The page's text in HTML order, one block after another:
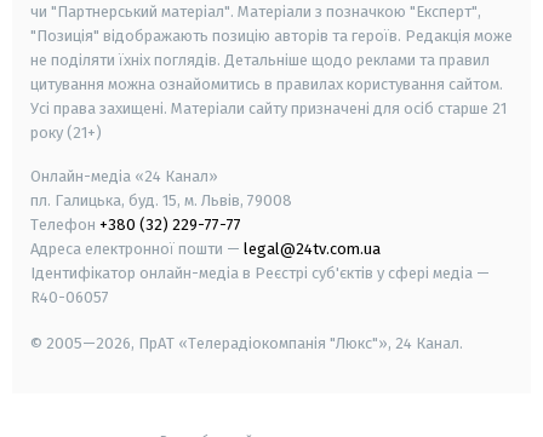
чи "Партнерський матеріал". Матеріали з позначкою "Експерт",
"Позиція" відображають позицію авторів та героїв. Редакція може
не поділяти їхніх поглядів. Детальніше щодо реклами та правил
цитування можна ознайомитись в правилах користування сайтом.
Усі права захищені. Матеріали сайту призначені для осіб старше 21
року (21+)
Онлайн-медіа «24 Канал»
пл. Галицька, буд. 15, м. Львів, 79008
Телефон +380 (32) 229-77-77
Адреса електронної пошти — legal@24tv.com.ua
Ідентифікатор онлайн-медіа в Реєстрі суб'єктів у сфері медіа —
R40-06057
© 2005—2026, ПрАТ «Телерадіокомпанія "Люкс"», 24 Канал.